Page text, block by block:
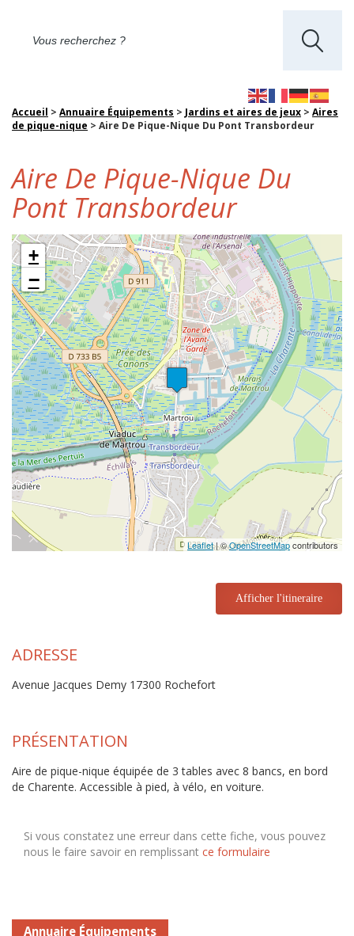
Accueil > Annuaire Équipements > Jardins et aires de jeux > Aires
de pique-nique > Aire De Pique-Nique Du Pont Transbordeur
Aire De Pique-Nique Du
Pont Transbordeur
+
−
Leaflet| ©OpenStreetMapcontributors
Afficher l'itineraire
ADRESSE
Avenue Jacques Demy 17300 Rochefort
PRÉSENTATION
Aire de pique-nique équipée de 3 tables avec 8 bancs, en bord
de Charente. Accessible à pied, à vélo, en voiture.
Si vous constatez une erreur dans cette fiche, vous pouvez
nous le faire savoir en remplissant ce formulaire
Annuaire Équipements